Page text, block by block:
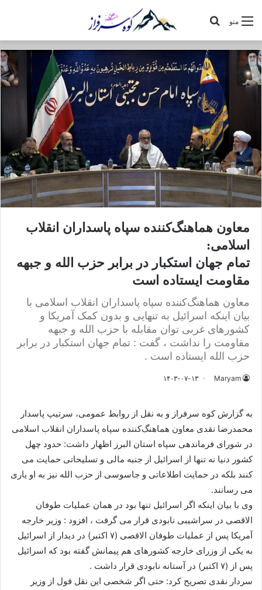
منو
معاون هماهنگ‌کننده سپاه پاسداران انقلاب
اسلامی:
تمام جهان استکبار در برابر حزب الله و جبهه
مقاومت ایستاده است
معاون هماهنگ‌کننده سپاه پاسداران انقلاب اسلامی با
بیان اینکه اسرائیل به تنهایی و بدون کمک آمریکا و
کشورهای غربی توان مقابله با حزب الله و جبهه
مقاومت را نداشت ، گفت : تمام جهان استکبار در برابر
حزب الله ایستاده است .
Maryam ۱۴۰۳-۰۷-۱۳
به گزارش کوه سرفراز و به نقل از روابط عمومی، سرتیپ پاسدار
محمدرضا نقدی معاون هماهنگ‌کننده سپاه پاسداران انقلاب اسلامی
در شورای فرماندهی سپاه استان البرز اظهار داشت: حدود چهل
کشور دنیا نه تنها از اسرائیل از جنبه مالی و تسلیحاتی حمایت می
کنند بلکه در حمایت اطلاعاتی و جاسوسی از حزب الله نیز به او یاری
می رسانند.
وی با بیان اینکه اگر اسرائیل تنها بود در همان عملیات طوفان
الاقصی در سراشیبی نابودی قرار می گرفت ، افزود : وزیر خارجه
آمریکا پس از عملیات طوفان الاقصی (۷ اکتبر) در دیدار از اسرائیل
به یکی از وزرای خارجه کشورهای هم پیمانش گفته بود که اسرائیل
پس از (۷ اکتبر) در آستانه نابودی قرار داشت .
سردار نقدی تصریح کرد: حتی اگر شخصی این نقل قول از وزیر